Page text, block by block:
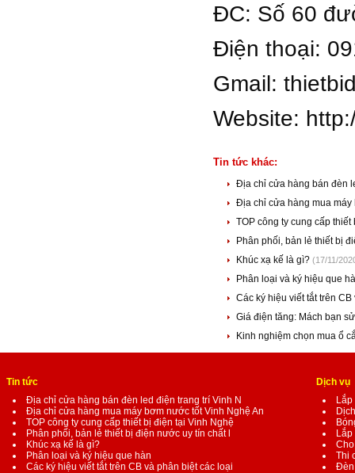
ĐC: Số 60
Điện thoại:
Gmail:
Website:
Tin tức khác:
Địa chỉ cửa hàng bán đèn
Địa chỉ cửa hàng mua
TOP công ty cung cấp
Phân phối, bản lẻ thiết bị
Khúc xạ kế là gì? (17/11/
Phân loại và ký hiệu que
Các ký hiệu viết tắt trên
Giá điện tăng: Mách bạn
Kinh nghiệm chọn mua ổ
Tin tức
Địa chỉ cửa hàng bán đèn led điện trang trí Vinh N
Địa chỉ cửa hàng mua máy bơm nước tốt Vinh Nghệ An
TOP công ty cung cấp thiết bị điện tại Vinh Nghệ
Phân phối, bản lẻ thiết bị điện nước uy tín chất l
Khúc xạ kế là gì?
Phân loại và ký hiệu que hàn
Các ký hiệu viết tắt trên CB và phân biệt các loại
Dịch vụ
Thi
Đèn